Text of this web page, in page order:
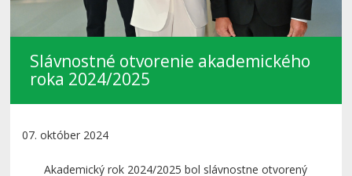
Slávnostné otvorenie akademického
roka 2024/2025
07. október 2024
Akademický rok 2024/2025 bol slávnostne otvorený